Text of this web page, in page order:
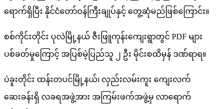
ရောက်ရှိပြီး နိုင်ငံတော်ဝန်ကြီးချုပ်နှင့် တွေ့ဆုံမည်ဖြစ်ကြောင်း။
စစ်ကိုင်းတိုင်း ပုလဲမြို့နယ် ဇီးဖြူကုန်းကျေးရွာတွင် PDF များ
ပစ်ခတ်မှုကြောင့် အပြစ်မဲ့ပြည်သူ ၂ ဦး မိုင်းစထိမှန် ဒဏ်ရာရ။
ပဲခူးတိုင်း ထန်းတပင်မြို့နယ်၊ လှည်းလမ်းကူး ကျေးလက်
ဆေးခန်းရှိ လခရအဖွဲ့အား အကြမ်းဖက်အဖွဲ့မှ လာရောက်